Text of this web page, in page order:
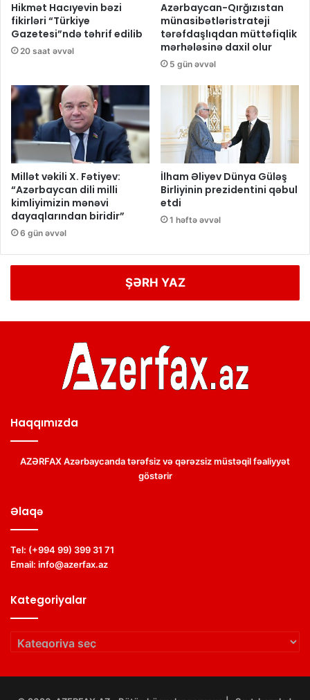
Hikmət Hacıyevin bəzi
fikirləri “Türkiye
Gazetesi”ndə təhrif edilib
20 saat əvvəl
Azərbaycan-Qırğızıstan
münasibətləristrateji
tərəfdaşlıqdan müttəfiqlik
mərhələsinə daxil olur
5 gün əvvəl
Millət vəkili X. Fətiyev:
“Azərbaycan dili milli
kimliyimizin mənəvi
dayaqlarından biridir”
6 gün əvvəl
İlham Əliyev Dünya Güləş
Birliyinin prezidentini qəbul
etdi
1 həftə əvvəl
ŞƏRH YAZ
Haqqımızda
AZƏRFAX Azərbaycanda tərəfsiz və qərəzsiz müstəqil fəaliyyət
göstərir
Əlaqə
Tel: (+994 99) 399 31 71
Email: info@azerfax.az
Kategoriyalar
Kategoriyalar